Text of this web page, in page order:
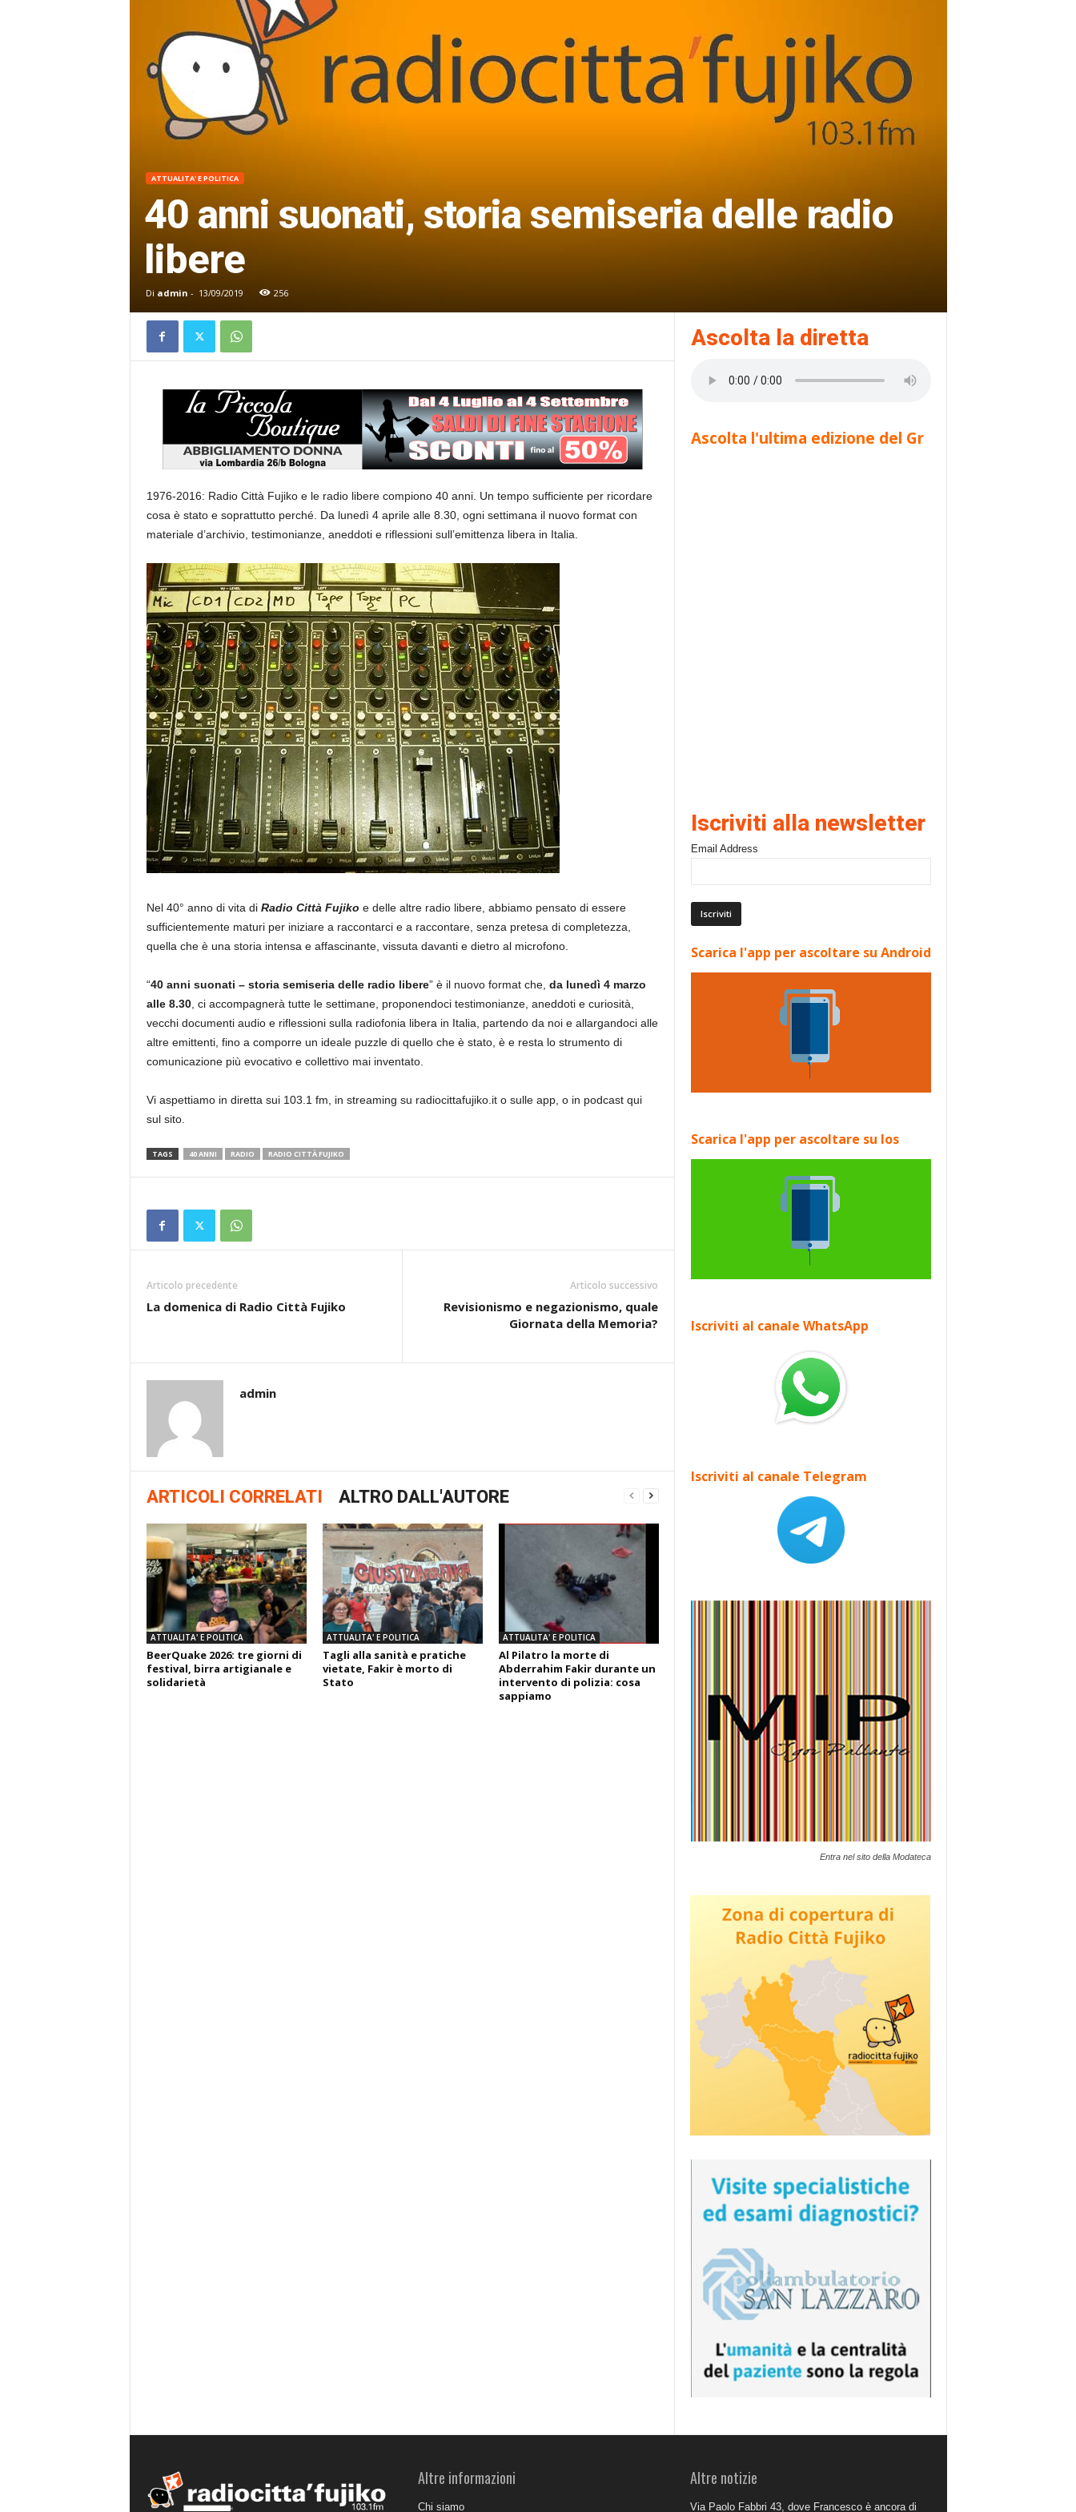
ATTUALITA' E POLITICA
40 anni suonati, storia semiseria delle radio
libere
Di admin - 13/09/2019 256
1976-2016: Radio Città Fujiko e le radio libere compiono 40 anni. Un tempo sufficiente per ricordare
cosa è stato e soprattutto perché. Da lunedì 4 aprile alle 8.30, ogni settimana il nuovo format con
materiale d’archivio, testimonianze, aneddoti e riflessioni sull’emittenza libera in Italia.
Nel 40° anno di vita di Radio Città Fujiko e delle altre radio libere, abbiamo pensato di essere
sufficientemente maturi per iniziare a raccontarci e a raccontare, senza pretesa di completezza,
quella che è una storia intensa e affascinante, vissuta davanti e dietro al microfono.
“40 anni suonati – storia semiseria delle radio libere” è il nuovo format che, da lunedì 4 marzo
alle 8.30, ci accompagnerà tutte le settimane, proponendoci testimonianze, aneddoti e curiosità,
vecchi documenti audio e riflessioni sulla radiofonia libera in Italia, partendo da noi e allargandoci alle
altre emittenti, fino a comporre un ideale puzzle di quello che è stato, è e resta lo strumento di
comunicazione più evocativo e collettivo mai inventato.
Vi aspettiamo in diretta sui 103.1 fm, in streaming su radiocittafujiko.it o sulle app, o in podcast qui
sul sito.
TAGS 40 ANNI RADIO RADIO CITTÀ FUJIKO
Articolo precedente
La domenica di Radio Città Fujiko
Articolo successivo
Revisionismo e negazionismo, quale
Giornata della Memoria?
admin
ARTICOLI CORRELATI ALTRO DALL'AUTORE
ATTUALITA' E POLITICA
BeerQuake 2026: tre giorni di
festival, birra artigianale e
solidarietà
ATTUALITA' E POLITICA
Tagli alla sanità e pratiche
vietate, Fakir è morto di
Stato
ATTUALITA' E POLITICA
Al Pilatro la morte di
Abderrahim Fakir durante un
intervento di polizia: cosa
sappiamo
Ascolta la diretta
Ascolta l'ultima edizione del Gr
Iscriviti alla newsletter
Email Address
Scarica l'app per ascoltare su Android
Scarica l'app per ascoltare su Ios
Iscriviti al canale WhatsApp
Iscriviti al canale Telegram
Entra nel sito della Modateca
Altre informazioni
Chi siamo
Altre notizie
Via Paolo Fabbri 43, dove Francesco è ancora di